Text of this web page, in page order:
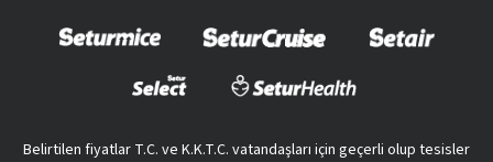
Belirtilen fiyatlar T.C. ve K.K.T.C. vatandaşları için geçerli olup tesisler